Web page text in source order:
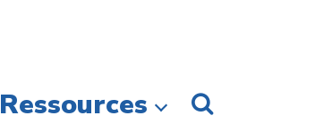
Ressources